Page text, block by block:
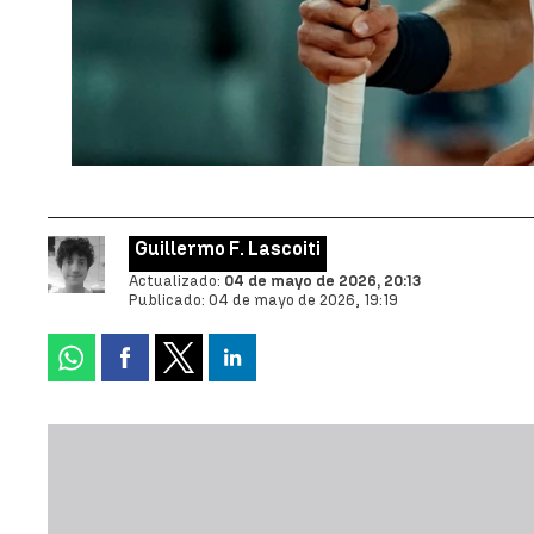
Guillermo F. Lascoiti
Actualizado: 04 de mayo de 2026, 20:13
Publicado:04 de mayo de 2026, 19:19